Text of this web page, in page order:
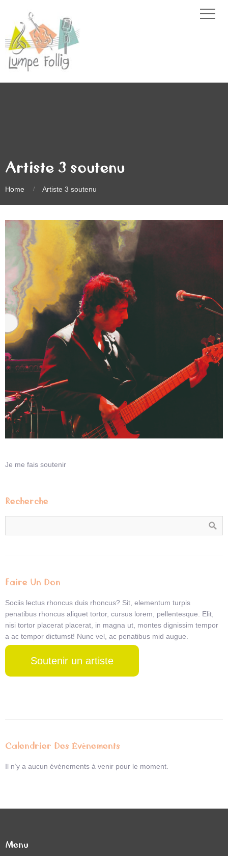
Artiste 3 soutenu
Home Artiste 3 soutenu
Je me fais soutenir
Recherche
Faire Un Don
Sociis lectus rhoncus duis rhoncus? Sit, elementum turpis
penatibus rhoncus aliquet tortor, cursus lorem, pellentesque. Elit,
nisi tortor placerat placerat, in magna ut, montes dignissim tempor
a ac tempor dictumst! Nunc vel, ac penatibus mid augue.
Soutenir un artiste
Calendrier Des Évènements
Il n’y a aucun évènements à venir pour le moment.
Menu